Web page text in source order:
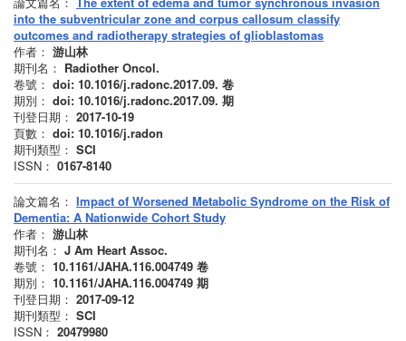
into the subventricular zone and corpus callosum classify
outcomes and radiotherapy strategies of glioblastomas
作者： 游山林
期刊名： Radiother Oncol.
卷號： doi: 10.1016/j.radonc.2017.09. 卷
期別： doi: 10.1016/j.radonc.2017.09. 期
刊登日期： 2017-10-19
頁數： doi: 10.1016/j.radon
期刊類型： SCI
ISSN： 0167-8140
論文篇名： Impact of Worsened Metabolic Syndrome on the Risk of
Dementia: A Nationwide Cohort Study
作者： 游山林
期刊名： J Am Heart Assoc.
卷號： 10.1161/JAHA.116.004749 卷
期別： 10.1161/JAHA.116.004749 期
刊登日期： 2017-09-12
期刊類型： SCI
ISSN： 20479980